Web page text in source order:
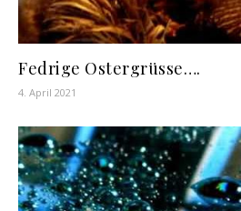
Fedrige Ostergrüsse….
4. April 2021